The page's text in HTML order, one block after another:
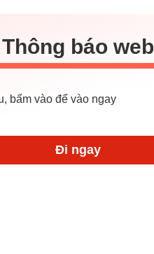
Thông báo web
bấm vào để vào ngay
Đi ngay